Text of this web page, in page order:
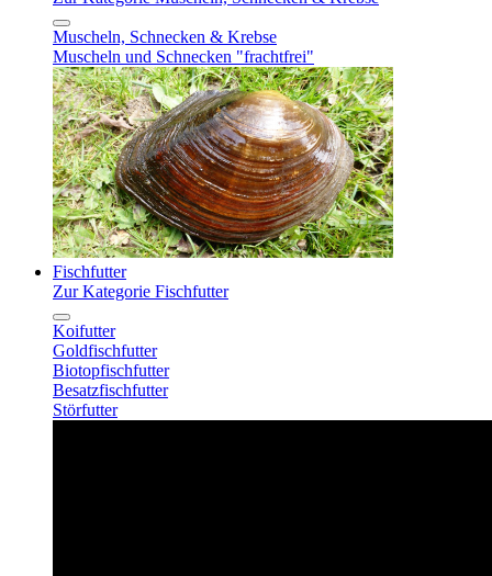
Muscheln, Schnecken & Krebse
Muscheln und Schnecken "frachtfrei"
Fischfutter
Zur Kategorie Fischfutter
Koifutter
Goldfischfutter
Biotopfischfutter
Besatzfischfutter
Störfutter